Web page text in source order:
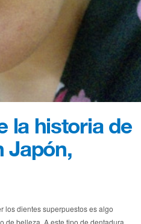
la historia de
Japón,
los dientes superpuestos es algo
de belleza. A este tipo de dentadura